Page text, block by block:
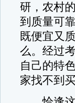
研，农村
到质量可
既便宜又
么。经过
自己的特
家找不到买